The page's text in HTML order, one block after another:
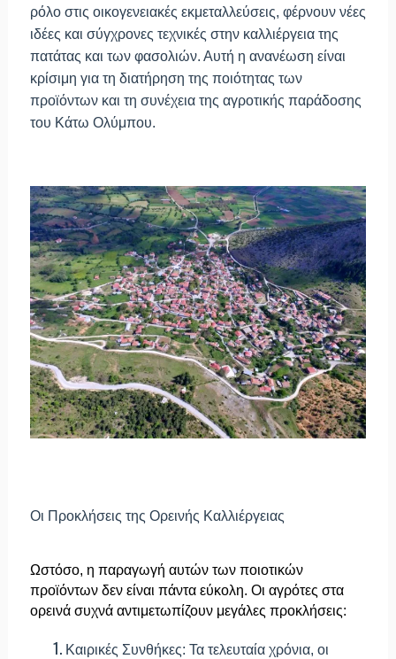
ρόλο στις οικογενειακές εκμεταλλεύσεις, φέρνουν νέες
ιδέες και σύγχρονες τεχνικές στην καλλιέργεια της
πατάτας και των φασολιών. Αυτή η ανανέωση είναι
κρίσιμη για τη διατήρηση της ποιότητας των
προϊόντων και τη συνέχεια της αγροτικής παράδοσης
του Κάτω Ολύμπου.
Οι Προκλήσεις της Ορεινής Καλλιέργειας
Ωστόσο, η παραγωγή αυτών των ποιοτικών
προϊόντων δεν είναι πάντα εύκολη. Οι αγρότες στα
ορεινά συχνά αντιμετωπίζουν μεγάλες προκλήσεις:
Καιρικές Συνθήκες: Τα τελευταία χρόνια, οι